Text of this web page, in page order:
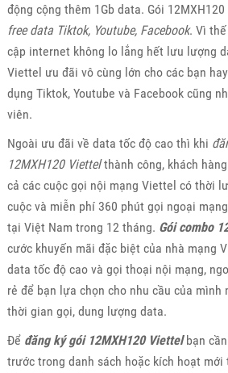
động cộng thêm 1Gb data. Gói
free data Tiktok, Youtube, Facebook. Vì
cập internet không lo lắng hết lưu lượng
Viettel ưu đãi vô cùng lớn cho các bạn
dụng Tiktok, Youtube và Facebook cũng
viên.
Ngoài ưu đãi về data tốc độ cao thì khi
12MXH120 Viettelthành công, khách
cả các cuộc gọi nội mạng Viettel có thời
cuộc và miễn phí 360 phút gọi ngoại
tại Việt Nam trong 12 tháng. Gói combo
cước khuyến mãi đặc biệt của nhà mạng
data tốc độ cao và gọi thoại nội mạng,
rẻ để bạn lựa chọn cho nhu cầu của mình
thời gian gọi, dung lượng data.
Để đăng ký gói 12MXH120 Viettelbạn
trước trong danh sách hoặc kích hoạt